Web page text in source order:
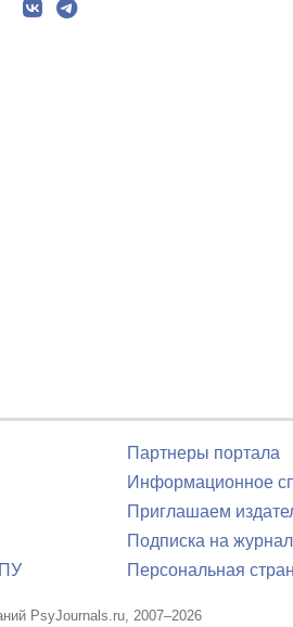
Партнеры портала
Информационное
Приглашаем
Подписка на
Персональная
PsyJournals.ru, 2007–2026